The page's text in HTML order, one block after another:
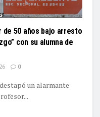
de 50 años bajo arresto
con su alumna de
0
un alarmante